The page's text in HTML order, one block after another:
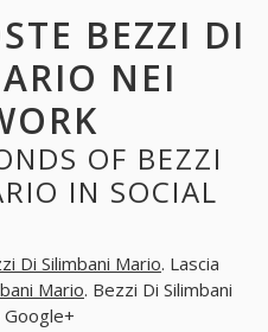
BEZZI DI
NEI
OF BEZZI
IN SOCIAL
Di Silimbani Mario. Lascia
Mario. Bezzi Di Silimbani
Google+